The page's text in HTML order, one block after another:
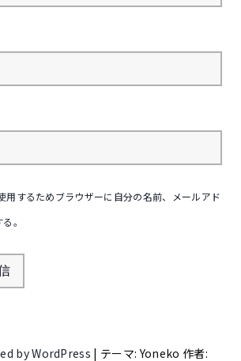
用するためブラウザーに自分の名前、メールアド
。
by WordPress | テーマ: Yoneko 作者: